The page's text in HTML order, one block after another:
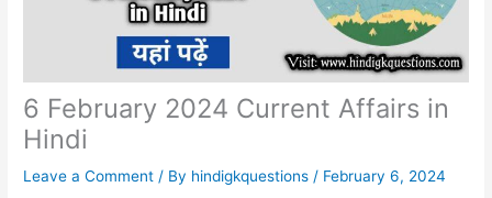
6 February 2024 Current Affairs in
Hindi
Leave a Comment / By hindigkquestions / February 6, 2024